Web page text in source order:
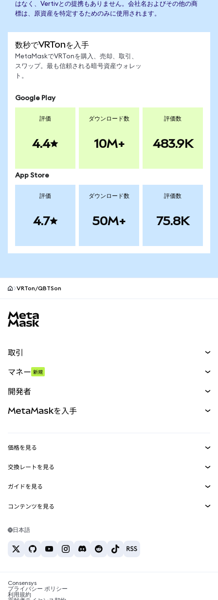
はなく、Vertivとの提携もありません。会社名およびその他の商
標は、原資産を特定するためのみに使用されます。
数秒でVRTonを入手
MetaMaskでVRTonを購入、売却、取引、
スワップ。最も信頼される暗号資産ウォレッ
ト。
Google Play
評価
4.4
ダウンロード数
10M+
評価数
483.9K
App Store
評価
4.7
ダウンロード数
50M+
評価数
75.8K
VRTon/QBTSon
取引
パーペチュアル
RWA
マネー 新規
開発者
MetaMask Connect
Snaps
Web3サービス
MetaMaskを入手
セキュリティ
サポート
キャリア
お問い合わせ
価格を見る
イーサリアムの価格
Solanaの価格
Tetherの価格
交換レートを見る
ETH→USD
USDT→INR
BTC→INR
ETH→USDT
ガイドを見る
ETHの購入
USDTの購入
SHIBの購入
BNBの購入
コンテンツを見る
Solanaウォレット
税制関連ニュース
日本語
Consensys
プライバシー ポリシー
利用規約